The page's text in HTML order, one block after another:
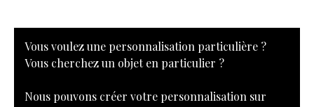
Vous voulez une personnalisation particulière ?
Vous cherchez un objet en particulier ?
Nous pouvons créer votre personnalisation sur